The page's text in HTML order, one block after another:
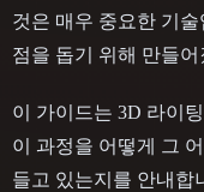
것은 매우 중요한 기술
점을 돕기 위해 만들어
이 가이드는 3D 라이
이 과정을 어떻게 그
들고 있는지를 안내합